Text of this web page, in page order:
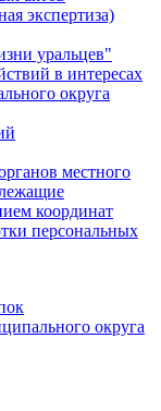
экспертиза)
уральцев"
в интересах
округа
местного
координат
персональных
округа